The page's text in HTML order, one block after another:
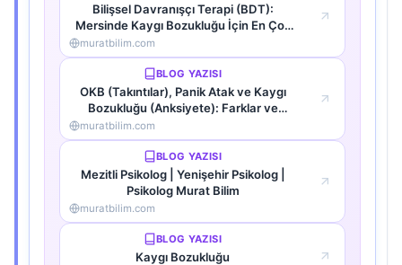
Bilişsel Davranışçı Terapi (BDT):
Mersinde Kaygı Bozukluğu İçin En Çok
Tercih Edilen Yöntem
muratbilim.com
BLOG YAZISI
OKB (Takıntılar), Panik Atak ve Kaygı
Bozukluğu (Anksiyete): Farklar ve
Benzerlikler
muratbilim.com
BLOG YAZISI
Mezitli Psikolog | Yenişehir Psikolog |
Psikolog Murat Bilim
muratbilim.com
BLOG YAZISI
Kaygı Bozukluğu